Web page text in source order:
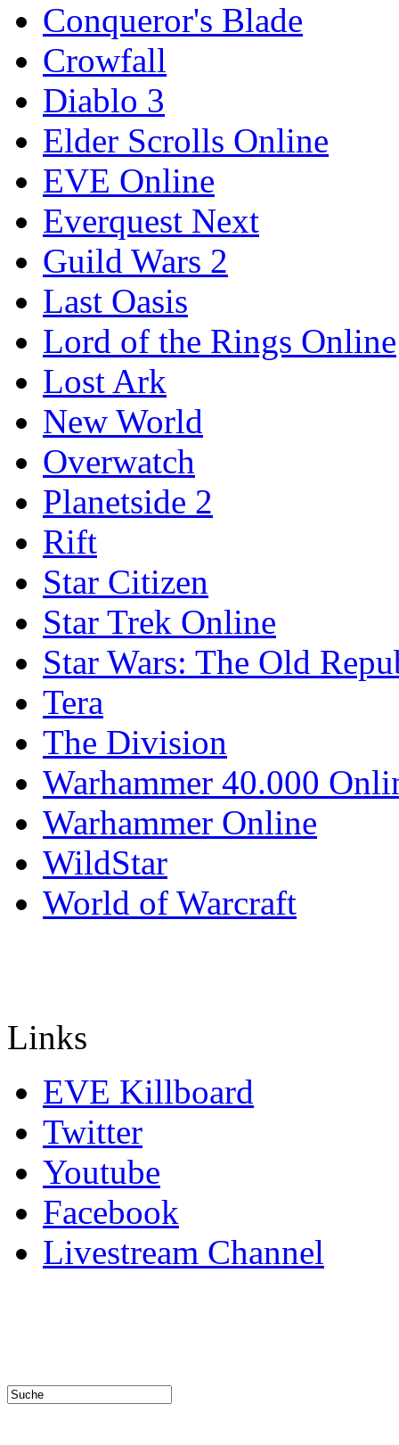
Conqueror's Blade
Crowfall
Diablo 3
Elder Scrolls Online
EVE Online
Everquest Next
Guild Wars 2
Last Oasis
Lord of the Rings Online
Lost Ark
New World
Overwatch
Planetside 2
Rift
Star Citizen
Star Trek Online
Star Wars: The Old
Tera
The Division
Warhammer 40.000
Warhammer Online
WildStar
World of Warcraft
Links
EVE Killboard
Twitter
Youtube
Facebook
Livestream Channel